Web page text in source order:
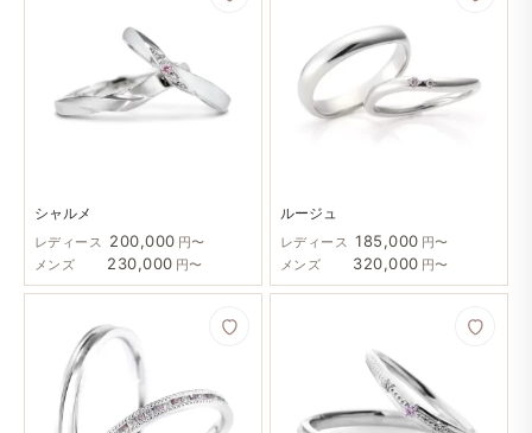
シャルメ
レディース 200,000 円〜
メンズ
230,000 円〜
ルージュ
レディース 185,000 円〜
メンズ
320,000 円〜